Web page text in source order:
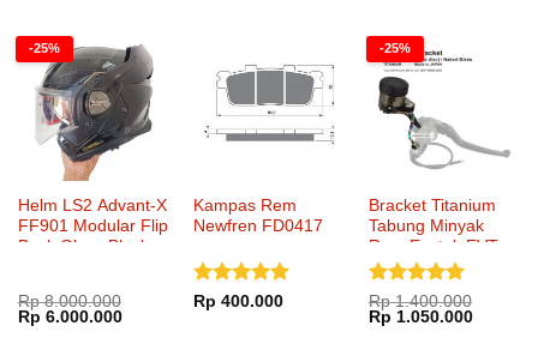
Rp 1.600.000.
-25%
Helm LS2 Advant-X
FF901 Modular Flip
Back Gloss Black
Rp8.000.000
Harga
aslinya
Rp 6.000.000Harga
Kampas Rem
Newfren FD0417
Dinilai 5
Rp 400.000
-25%
Bracket Titanium
Tabung Minyak
Rem Evatek EVT-
6000
Dinilai5
dari 5
Rp1.400.000
Harga
aslinya
Rp 1.050.000Harga